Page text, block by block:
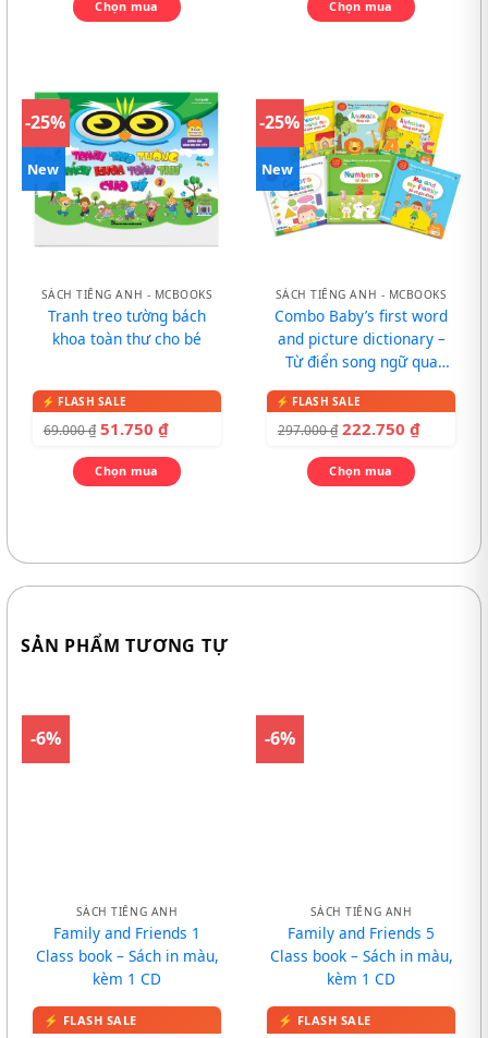
Chọn mua Chọn mua
-25%
New
SÁCH TIẾNG ANH - MCBOOKS
Tranh treo tường bách
khoa toàn thư cho bé
69.000₫ 51.750 ₫
Chọn mua
-25%
New
SÁCH TIẾNG ANH - MCBOOKS
Combo Baby’s first word
and picture dictionary –
Từ điển song ngữ qua
297.000₫ 222.750 ₫
Chọn mua
SẢN PHẨM TƯƠNG TỰ
-6%
SÁCH TIẾNG ANH
Family and Friends 1
Class book – Sách in màu,
kèm 1 CD
-6%
SÁCH TIẾNG ANH
Family and Friends 5
Class book – Sách in màu,
kèm 1 CD